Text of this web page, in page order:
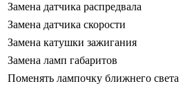
Замена датчика распредвала
Замена датчика скорости
Замена катушки зажигания
Замена ламп габаритов
Поменять лампочку ближнего света